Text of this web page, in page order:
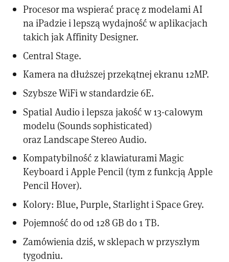
Procesor ma wspierać pracę z modelami AI
na iPadzie i lepszą wydajność w aplikacjach
takich jak Affinity Designer.
Central Stage.
Kamera na dłuższej przekątnej ekranu 12MP.
Szybsze WiFi w standardzie 6E.
Spatial Audio i lepsza jakość w 13-calowym
modelu (Sounds sophisticated)
oraz Landscape Stereo Audio.
Kompatybilność z klawiaturami Magic
Keyboard i Apple Pencil (tym z funkcją Apple
Pencil Hover).
Kolory: Blue, Purple, Starlight i Space Grey.
Pojemność do od 128 GB do 1 TB.
Zamówienia dziś, w sklepach w przyszłym
tygodniu.